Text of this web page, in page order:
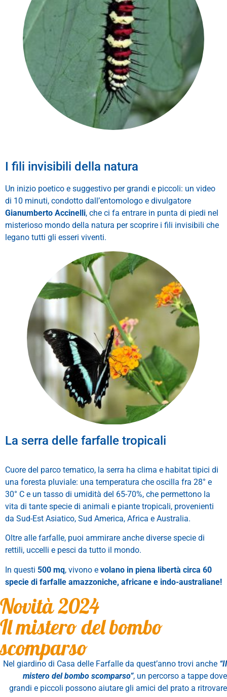
I fili invisibili della natura
Un inizio poetico e suggestivo per grandi e piccoli: un video
di 10 minuti, condotto dall’entomologo e divulgatore
Gianumberto Accinelli, che ci fa entrare in punta di piedi nel
misterioso mondo della natura per scoprire i fili invisibili che
legano tutti gli esseri viventi.
La serra delle farfalle tropicali
Cuore del parco tematico, la serra ha clima e habitat tipici di
una foresta pluviale: una temperatura che oscilla fra 28° e
30° C e un tasso di umidità del 65-70%, che permettono la
vita di tante specie di animali e piante tropicali, provenienti
da Sud-Est Asiatico, Sud America, Africa e Australia.
Oltre alle farfalle, puoi ammirare anche diverse specie di
rettili, uccelli e pesci da tutto il mondo.
In questi 500 mq, vivono e volano in piena libertà circa 60
specie di farfalle amazzoniche, africane e indo-australiane!
Novità 2024
Il mistero del bombo
scomparso
Nel giardino di Casa delle Farfalle da quest’anno trovi anche “Il
mistero del bombo scomparso”, un percorso a tappe dove
grandi e piccoli possono aiutare gli amici del prato a ritrovare